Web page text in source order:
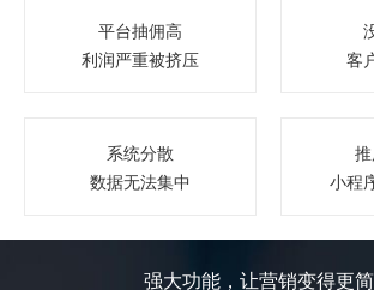
平台抽佣高
利润严重被挤压
客
系统分散
数据无法集中
小程
强大功能，让营销变得更